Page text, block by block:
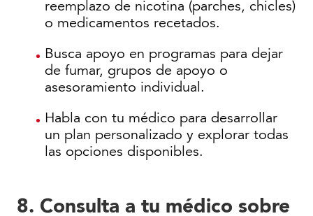
reemplazo de nicotina (parches, chicles)
o medicamentos recetados.
Busca apoyo en programas para dejar
de fumar, grupos de apoyo o
asesoramiento individual.
Habla con tu médico para desarrollar
un plan personalizado y explorar todas
las opciones disponibles.
8. Consulta a tu médico sobre